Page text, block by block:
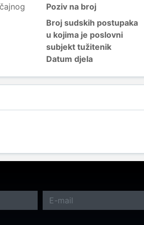
Poziv na broj
Broj sudskih postupaka
u kojima je poslovni
subjekt tužitenik
Datum djela